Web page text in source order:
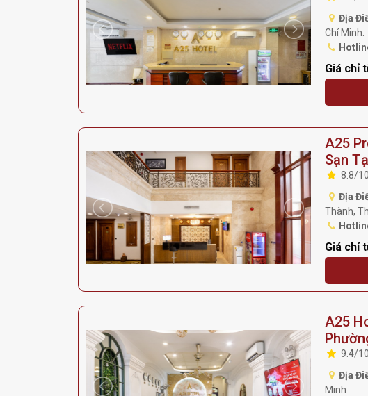
Địa
Chí Minh.
Giá chỉ
A25
Sạn
8.8/
Địa
Thành,
Giá chỉ
A25
9.4/
Địa
Minh